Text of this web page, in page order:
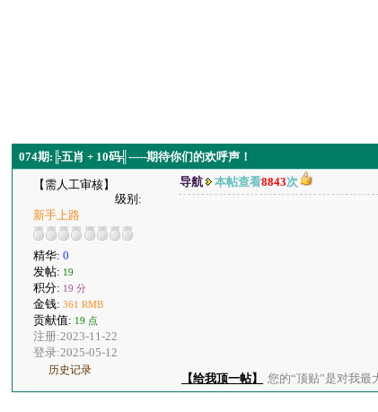
074期:╠五肖 + 10码╣-----期待你们的欢呼声！
【需人工审核】
级别:
新手上路
精华:0
发帖: 19
积分: 19 分
金钱:361 RMB
贡献值: 19 点
注册:2023-11-22
登录:2025-05-12
历史记录
导航 本帖查看8843次
【给我顶一帖】 您的“顶贴”是对我最